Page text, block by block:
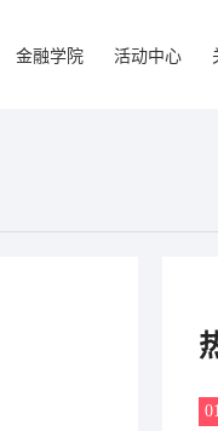
金融学院 活动中心